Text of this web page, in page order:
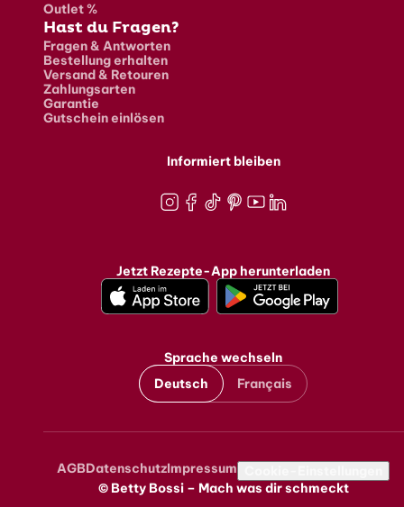
Outlet %
Hast du Fragen?
Fragen & Antworten
Bestellung erhalten
Versand & Retouren
Zahlungsarten
Garantie
Gutschein einlösen
Informiert bleiben
Jetzt Rezepte-App herunterladen
Sprache wechseln
Deutsch
Français
Metanavigation
AGBDatenschutzImpressum
© Betty Bossi – Mach was dir schmeckt